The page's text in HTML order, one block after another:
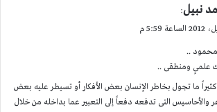
نبيل:
..
علمىٍ ومنطقى ..
كثيراً ما تجول بخاطر الإنسان بعض الأفكار أو تسيطر عليه بعض
والأحاسيس التى تدفعه دفعاً إلى التعبير عما بداخله من خلال